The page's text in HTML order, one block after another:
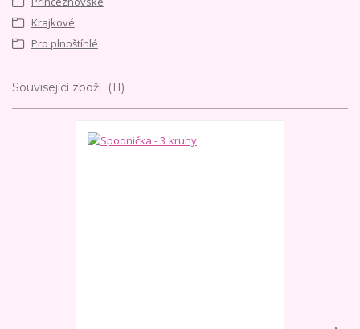
Krajkové
Pro plnoštíhlé
Související zboží 11